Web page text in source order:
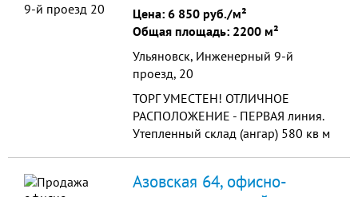
Цена: 6 850 руб./м²
Общая площадь: 2200 м²
Ульяновск, Инженерный 9-й
проезд, 20
ТОРГ УМЕСТЕН! ОТЛИЧНОЕ
РАСПОЛОЖЕНИЕ - ПЕРВАЯ линия.
Утепленный склад (ангар) 580 кв м
производство. Два въезда.
Азовская 64, офисно-